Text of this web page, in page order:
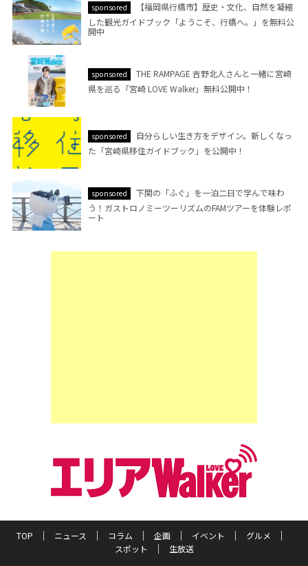
sponsored
【福岡県行橋市】歴史・文化、自然を凝縮
した観光ガイドブック「ようこそ、行橋へ。」を無料公
開中
sponsored
THE RAMPAGE 吉野北人さんと一緒に宮崎
県を巡る「宮崎 LOVE Walker」無料公開中！
sponsored
自分らしい生き方をデザイン。新しくなっ
た「宮崎県移住ガイドブック」を公開中！
sponsored
下関の「ふぐ」を一泊二日で学んで味わ
う！ガストロノミーツーリズムのFAMツアーを体験レポ
ート
TOP ニュース コラム 企画 イベント
グルメ
スポット
生放送